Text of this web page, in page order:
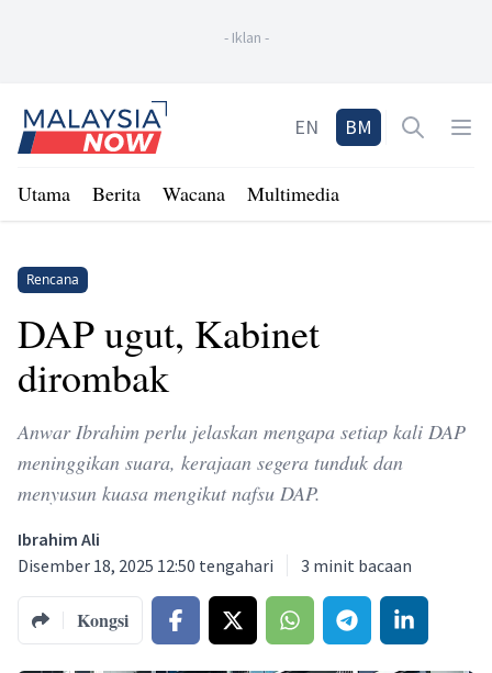
- Iklan -
Home
EN BM Open
Utama Berita Wacana Multimedia
Rencana
DAP ugut, Kabinet
dirombak
Anwar Ibrahim perlu jelaskan mengapa setiap kali DAP
meninggikan suara, kerajaan segera tunduk dan
menyusun kuasa mengikut nafsu DAP.
Ibrahim Ali
Disember 18, 2025 12:50 tengahari
3 minit bacaan
Kongsi